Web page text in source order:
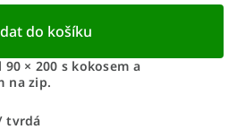
do košíku
× 200 s kokosem a
na zip.
tvrdá